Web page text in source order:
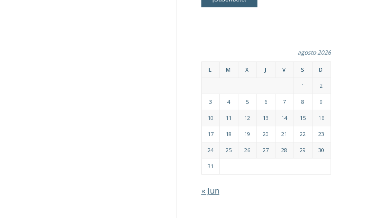
agosto 2026
L M X J V S D
1 2
3 4 5 6 7 8 9
10 11 12 13 14 15 16
17 18 19 20 21 22 23
24 25 26 27 28 29 30
31
« Jun